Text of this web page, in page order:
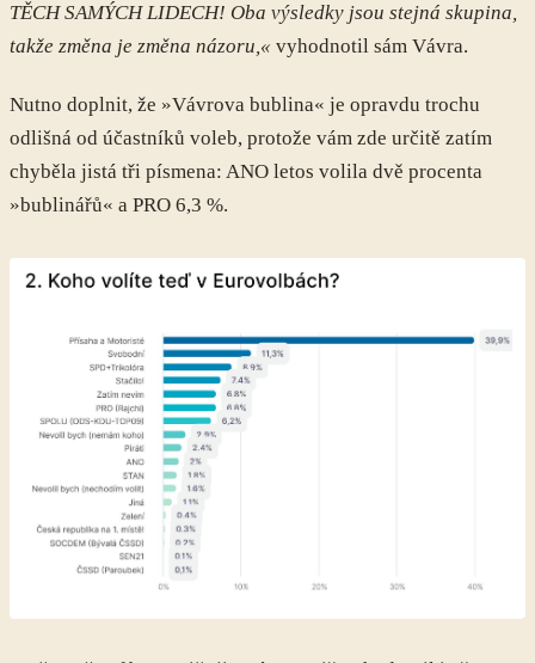
TĚCH SAMÝCH LIDECH! Oba výsledky jsou stejná skupina,
takže změna je změna názoru,« vyhodnotil sám Vávra.
Nutno doplnit, že »Vávrova bublina« je opravdu trochu
odlišná od účastníků voleb, protože vám zde určitě zatím
chyběla jistá tři písmena: ANO letos volila dvě procenta
»bublinářů« a PRO 6,3 %.